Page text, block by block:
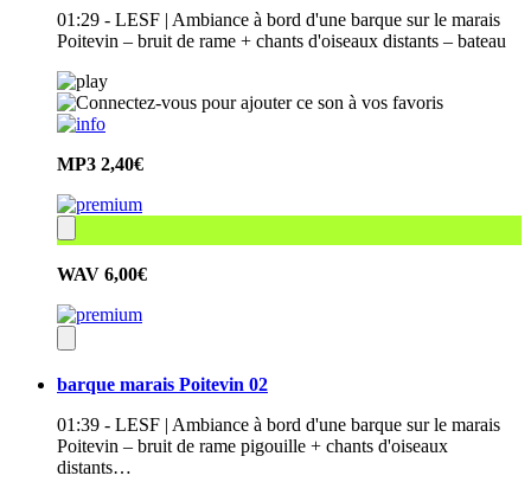
01:29 - LESF | Ambiance à bord d'une barque sur le marais
Poitevin – bruit de rame + chants d'oiseaux distants – bateau
MP3 2,40€
WAV 6,00€
barque marais Poitevin 02
01:39 - LESF | Ambiance à bord d'une barque sur le marais
Poitevin – bruit de rame pigouille + chants d'oiseaux
distants…